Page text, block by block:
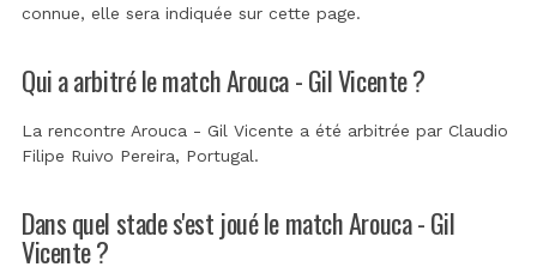
connue, elle sera indiquée sur cette page.
Qui a arbitré le match Arouca - Gil Vicente ?
La rencontre Arouca - Gil Vicente a été arbitrée par Claudio
Filipe Ruivo Pereira, Portugal.
Dans quel stade s'est joué le match Arouca - Gil
Vicente ?